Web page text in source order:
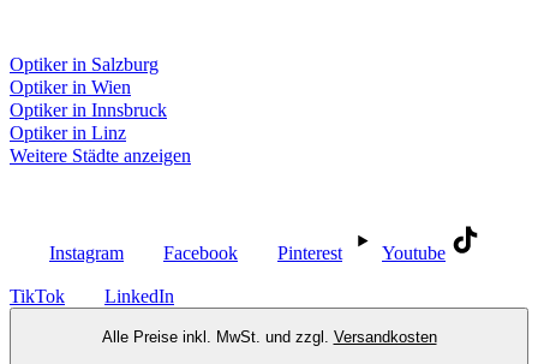
Optiker in Salzburg
Optiker in Wien
Optiker in Innsbruck
Optiker in Linz
Weitere Städte anzeigen
Instagram Facebook Pinterest Youtube
TikTok LinkedIn
Alle Preise inkl. MwSt. und zzgl. Versandkosten